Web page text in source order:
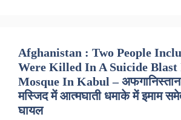
Afghanistan : Two People
Were Killed In A Suicide Blast
Mosque In Kabul –
मस्जिद में आत्मघाती धमाके में इमाम
घायल